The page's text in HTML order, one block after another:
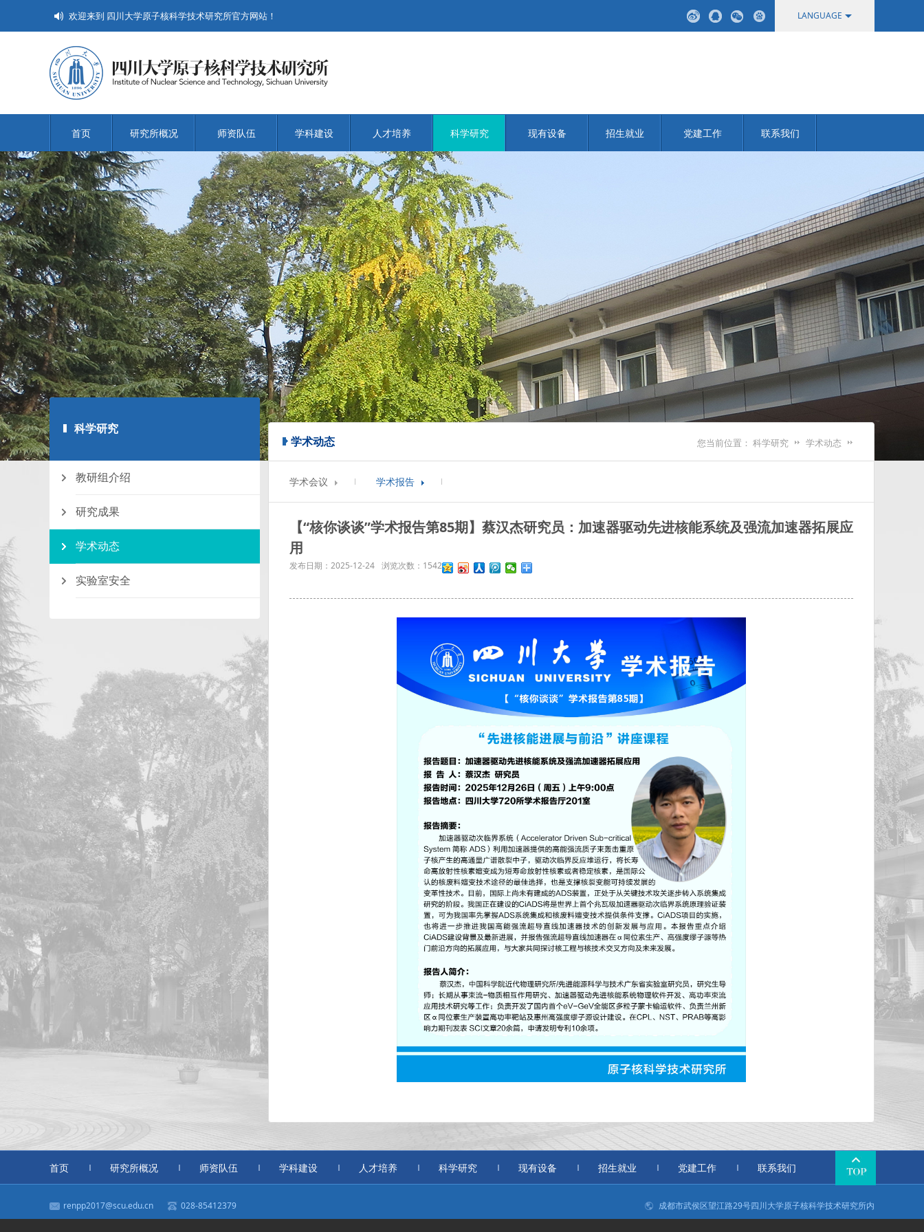
欢迎来到 四川大学原子核科学技术研究所官方网站！ LANGUAGE
首页 研究所概况 师资队伍 学科建设 人才培养 科学研究 现有设备 招生就业 党建工作 联系我们
科学研究
教研组介绍
研究成果
学术动态
实验室安全
学术动态 您当前位置： 科学研究 学术动态
学术会议 学术报告
【“核你谈谈”学术报告第85期】蔡汉杰研究员：加速器驱动先进核能系统及强流加速器拓展应
用
发布日期： 2025-12-24 浏览次数： 1542
首页 研究所概况 师资队伍 学科建设 人才培养 科学研究 现有设备 招生就业 党建工作 联系我们
renpp2017@scu.edu.cn 028-85412379 成都市武侯区望江路29号四川大学原子核科学技术研究所内